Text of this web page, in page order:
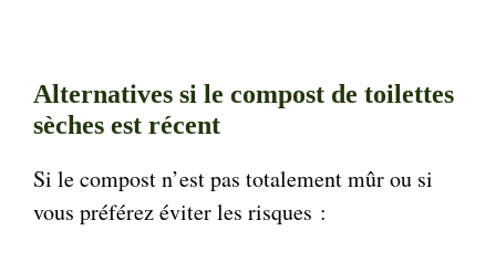
Alternatives si le compost de toilettes
sèches est récent
Si le compost n’est pas totalement mûr ou si
vous préférez éviter les risques :